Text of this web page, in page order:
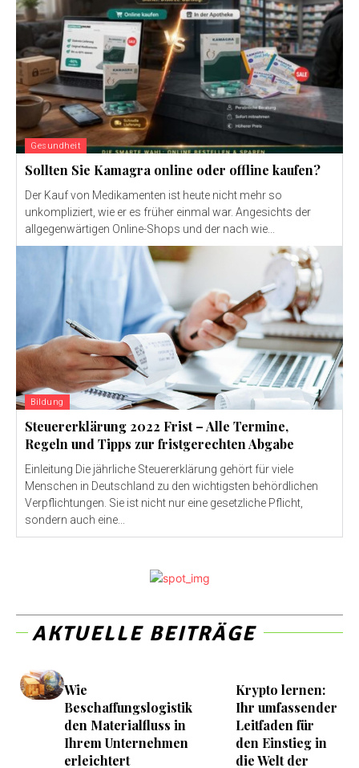
Gesundheit
Sollten Sie Kamagra online oder offline kaufen?
Der Kauf von Medikamenten ist heute nicht mehr so ​​
unkompliziert, wie er es früher einmal war. Angesichts der
allgegenwärtigen Online-Shops und der nach wie...
Bildung
Steuererklärung 2022 Frist – Alle Termine,
Regeln und Tipps zur fristgerechten Abgabe
Einleitung Die jährliche Steuererklärung gehört für viele
Menschen in Deutschland zu den wichtigsten behördlichen
Verpflichtungen. Sie ist nicht nur eine gesetzliche Pflicht,
sondern auch eine...
AKTUELLE BEITRÄGE
Wie
Beschaffungslogistik
den Materialfluss in
Ihrem Unternehmen
erleichtert
Krypto lernen:
Ihr umfassender
Leitfaden für
den Einstieg in
die Welt der